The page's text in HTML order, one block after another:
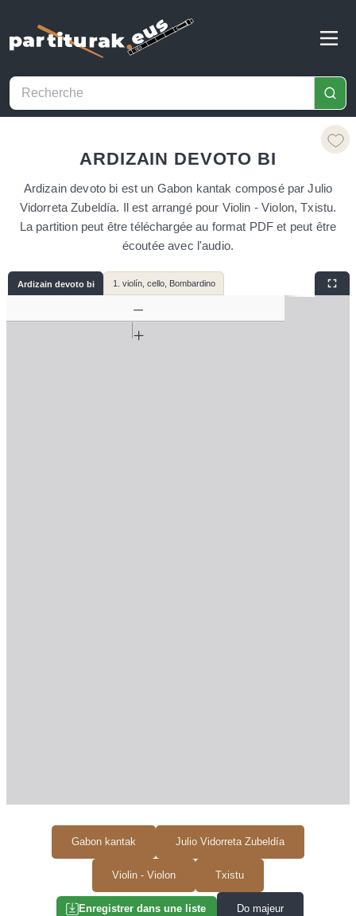
ARDIZAIN DEVOTO BI
Gabon kantak Julio Vidorreta Zubeldía
Violin - Violon Txistu
Enregistrer dans une liste Do majeur
Ardizain devoto bi est un Gabon kantak composé par Julio
Vidorreta Zubeldía. Il est arrangé pour Violin - Violon, Txistu.
La partition peut être téléchargée au format PDF et peut être
écoutée avec l'audio.
Ardizain devoto bi 1. violín, cello, Bombardino